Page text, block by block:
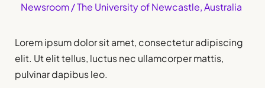
Newsroom / The University of Newcastle, Australia
Lorem ipsum dolor sit amet, consectetur adipiscing
elit. Ut elit tellus, luctus nec ullamcorper mattis,
pulvinar dapibus leo.